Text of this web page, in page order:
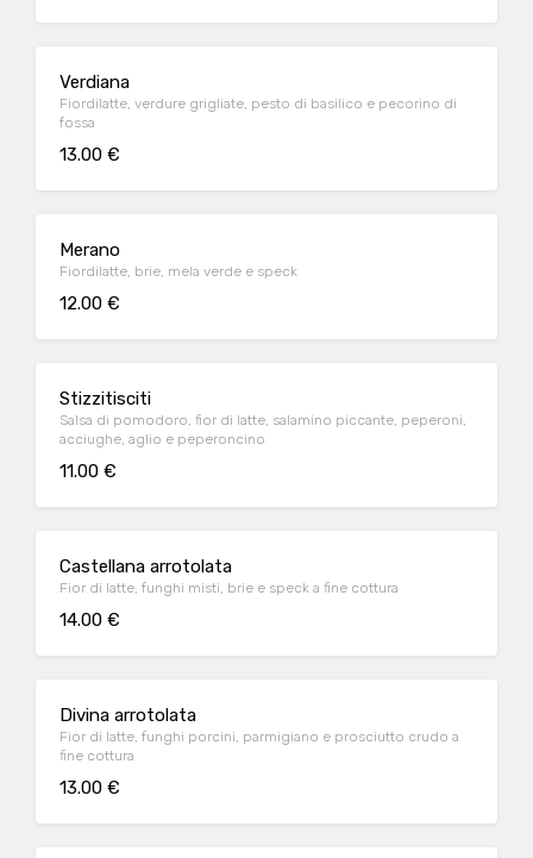
Verdiana
Fiordilatte, verdure grigliate, pesto di basilico e pecorino di
fossa
13.00 €
Merano
Fiordilatte, brie, mela verde e speck
12.00 €
Stizzitisciti
Salsa di pomodoro, fior di latte, salamino piccante, peperoni,
acciughe, aglio e peperoncino
11.00 €
Castellana arrotolata
Fior di latte, funghi misti, brie e speck a fine cottura
14.00 €
Divina arrotolata
Fior di latte, funghi porcini, parmigiano e prosciutto crudo a
fine cottura
13.00 €